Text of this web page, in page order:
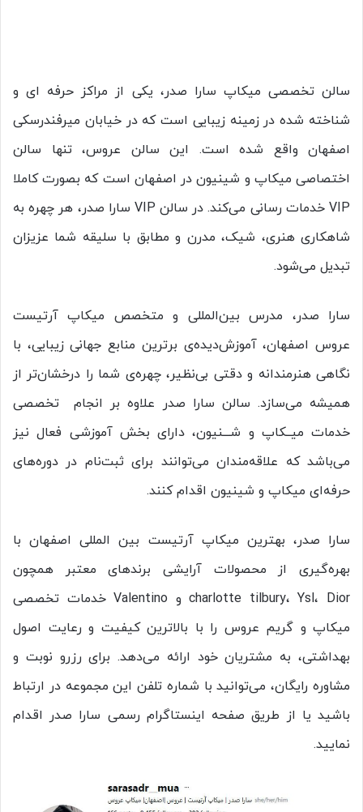
سالن تخصصی میکاپ سارا صدر، یکی از مراکز حرفه ای و
شناخته شده در زمینه زیبایی است که در خیابان میرفندرسکی
اصفهان واقع شده است. این سالن عروس، تنها سالن
اختصاصی میکاپ و شینیون در اصفهان است که بصورت کاملا
VIP خدمات رسانی می‌کند. در سالن VIP سارا صدر، هر چهره به
شاهکاری هنری، شیک، مدرن و مطابق با سلیقه شما عزیزان
تبدیل می‌شود.
سارا صدر، مدرس بین‌المللی و متخصص میکاپ آرتیست
عروس اصفهان، آموزش‌دیده‌ی برترین منابع جهانی زیبایی، با
نگاهی هنرمندانه و دقتی بی‌نظیر، چهره‌ی شما را درخشان‌تر از
همیشه می‌سازد. سالن سارا صدر علاوه بر انجام تخصصی
خدمات میــکاپ و شـــنیون، دارای بخش آموزشی فعال نیز
می‌باشد که علاقه‌مندان می‌توانند برای ثبت‌نام در دوره‌های
حرفه‌ای میکاپ و شینیون اقدام کنند.
سارا صدر، بهترین میکاپ آرتیست بین المللی اصفهان با
بهره‌گیری از محصولات آرایشی برندهای معتبر همچون
charlotte tilbury، Ysl، Dior و Valentino خدمات تخصصی
میکاپ و گریم عروس را با بالاترین کیفیت و رعایت اصول
بهداشتی، به مشتریان خود ارائه می‌دهد. برای رزرو نوبت و
مشاوره رایگان، می‌توانید با شماره تلفن این مجموعه در ارتباط
باشید یا از طریق صفحه اینستاگرام رسمی سارا صدر اقدام
نمایید.